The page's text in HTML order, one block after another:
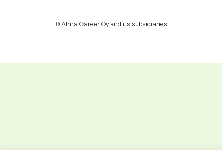
© Alma Career Oy and its subsidiaries